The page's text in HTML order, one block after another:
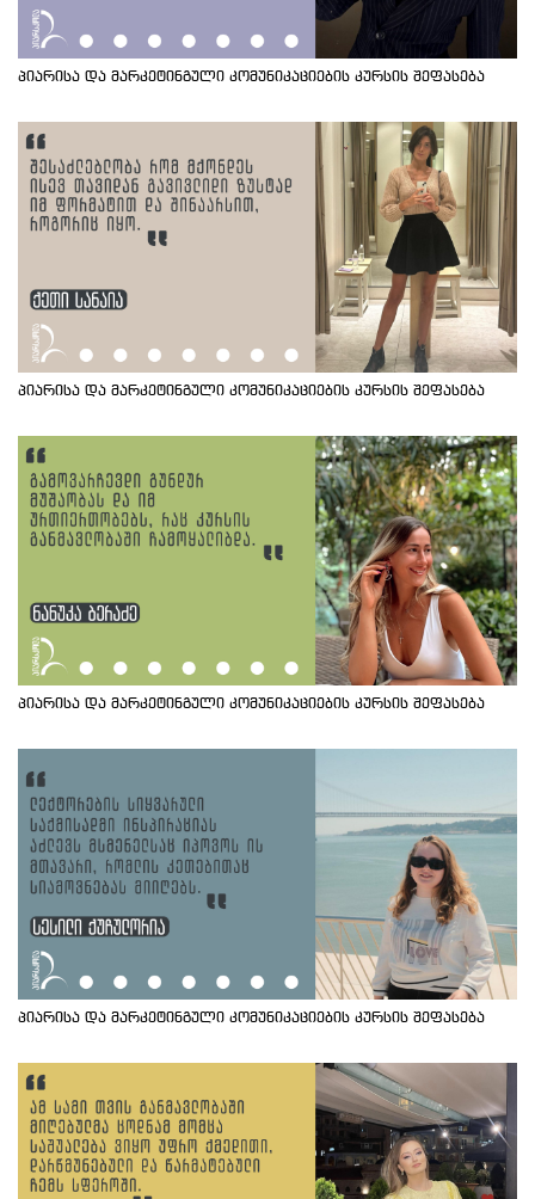
პიარისა და მარკეტინგული კომუნიკაციების კურსის შეფასება
პიარისა და მარკეტინგული კომუნიკაციების კურსის შეფასება
პიარისა და მარკეტინგული კომუნიკაციების კურსის შეფასება
პიარისა და მარკეტინგული კომუნიკაციების კურსის შეფასება